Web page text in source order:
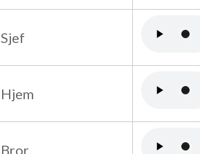
Sjef
Hjem
Bror